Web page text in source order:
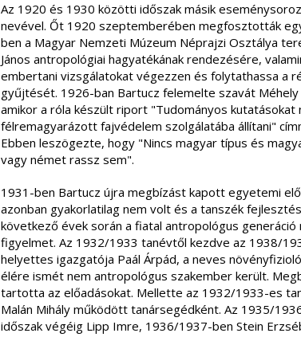
Az 1920 és 1930 közötti időszak másik
nevével. Őt 1920 szeptemberében megfosztották
ben a Magyar Nemzeti Múzeum Néprajzi Osztálya
János antropológiai hagyatékának rendezésére,
embertani vizsgálatokat végezzen és folytathassa a
gyűjtését. 1926-ban Bartucz felemelte szavát
amikor a róla készült riport "Tudományos kutatásokat
félremagyarázott fajvédelem szolgálatába állítani"
Ebben leszögezte, hogy "Nincs magyar típus és
vagy német rassz sem".
1931-ben Bartucz újra megbízást kapott egyetemi
azonban gyakorlatilag nem volt és a tanszék
következő évek során a fiatal antropológus
figyelmet. Az 1932/1933 tanévtől kezdve az 1938/
helyettes igazgatója Paál Árpád, a neves
élére ismét nem antropológus szakember került.
tartotta az előadásokat. Mellette az 1932/1933-es
Malán Mihály működött tanársegédként. Az 1935/
időszak végéig Lipp Imre, 1936/1937-ben Stein